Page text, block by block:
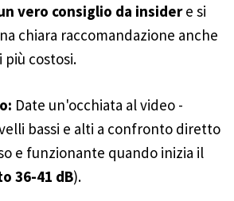
vero consiglio da insidere si
chiara raccomandazione anche
costosi.
Date un'occhiata al video -
bassi e alti a confronto diretto
e funzionante quando inizia il
36-41 dB).